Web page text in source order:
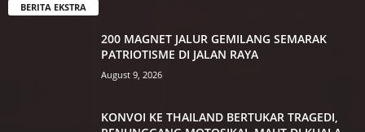
BERITA EKSTRA
200 MAGNET JALUR GEMILANG SEMARAK
PATRIOTISME DI JALAN RAYA
August 9, 2026
KONVOI KE THAILAND BERTUKAR TRAGEDI,